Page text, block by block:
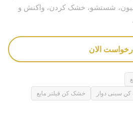
شستشو، خشک کردن، واکنش و
الان
سینی دوار
خشک کن فیلتر مایع